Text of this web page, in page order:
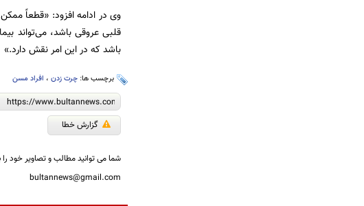
وی در ادامه افزود: «قطعاً
قلبی عروقی باشد، می‌تواند
باشد که در این امر نقش دارد.»
برچسب ها: چرت زدن، افراد مسن
گزارش خطا
شما می توانید مطالب و تصاویر خود
bultannews@gmail.com